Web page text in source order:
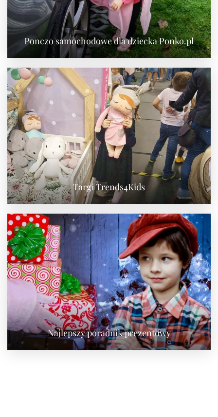
Ponczo samochodowe dla dziecka Ponko.pl
Targi Trends4Kids
Najlepszy poradnik prezentowy